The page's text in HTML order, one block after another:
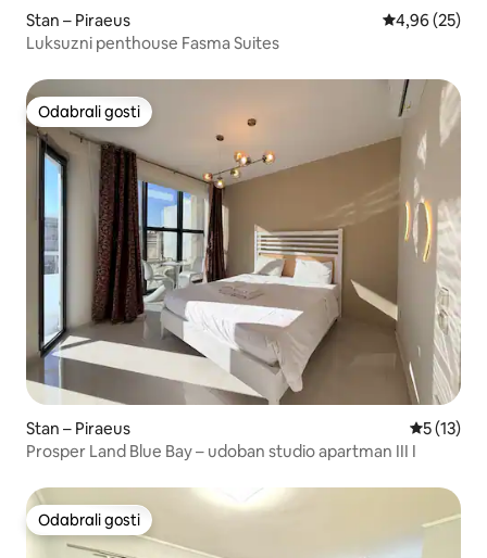
Stan – Piraeus Prosječna
4,96 (25)
Luksuzni penthouse Fasma Suites
Odabrali gosti
Odabrali gosti
Stan – Piraeus Prosječna
5 (13)
Prosper Land Blue Bay – udoban studio apartman III I
Odabrali gosti
Odabrali gosti